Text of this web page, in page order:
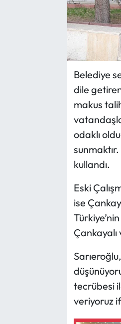
Belediye
dile
makus
odaklı
kullandı.
Eski
ise
Çankayalı
tecrübesi
veriyoruz